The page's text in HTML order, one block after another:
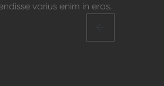
varius enim in eros.